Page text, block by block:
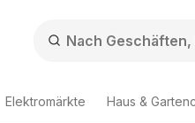
Elektromärkte Haus &